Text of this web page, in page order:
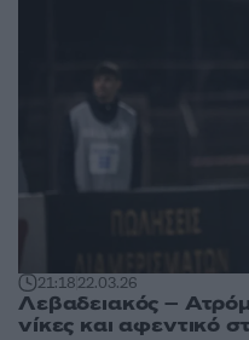
21:1822.03.26
Λεβαδειακός –
νίκες και αφεντικό